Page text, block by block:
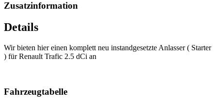
Zusatzinformation
Details
Wir bieten hier einen komplett neu instandgesetzte Anlasser ( Starter
) für Renault Trafic 2.5 dCi an
Fahrzeugtabelle